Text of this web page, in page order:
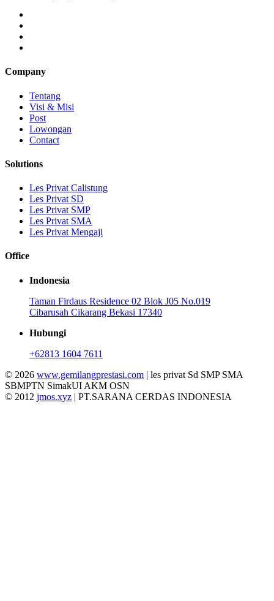
Company
Tentang
Visi & Misi
Post
Lowongan
Contact
Solutions
Les Privat Calistung
Les Privat SD
Les Privat SMP
Les Privat SMA
Les Privat Mengaji
Office
Indonesia
Taman Firdaus Residence 02 Blok J05 No.019
Cibarusah Cikarang Bekasi 17340
Hubungi
+62813 1604 7611
© 2026 www.gemilangprestasi.com | les privat Sd SMP SMA
SBMPTN SimakUI AKM OSN
© 2012 jmos.xyz | PT.SARANA CERDAS INDONESIA